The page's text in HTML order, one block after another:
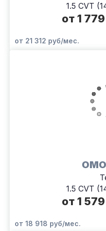
1.5 CVT
от 1
от 21 312 руб/мес.
1.5 CVT
от 1
от 18 918 руб/мес.